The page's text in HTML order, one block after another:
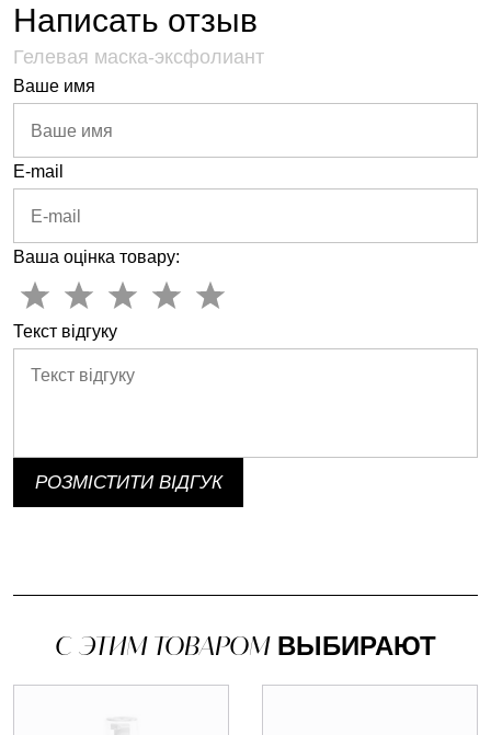
Написать отзыв
Гелевая маска-эксфолиант
Ваше имя
E-mail
Ваша оцінка товару:
Текст відгуку
РОЗМІСТИТИ ВІДГУК
С ЭТИМ ТОВАРОМВЫБИРАЮТ